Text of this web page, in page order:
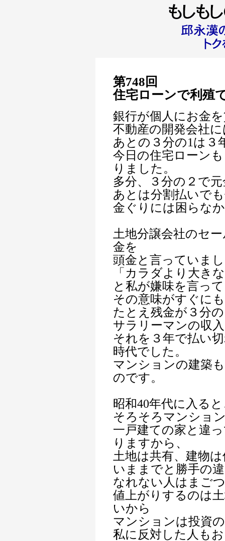
第748回
住宅ローンで利殖
銀行が個人にお金
不動産の開発会社
あとの３分の1は３
今日の住宅ローン
りました。
多分、３分の２で
あとは分割払いで
金ぐりには困らな
土地分譲会社のセ
金を
頭金と言っていま
「カラダより大き
と私が嫌味を言っ
その意味がすぐに
たとえ残金が３分
サラリーマンの収
それを３年で払い
時代でした。
マンションの建築
のです。
昭和40年代に入る
そろそろマンショ
一戸建ての家と違
りますから、
土地は共有、建物
いままでと勝手の
なれない人はまご
値上がりするのは
いから
マンションは投資
私に反対した人も